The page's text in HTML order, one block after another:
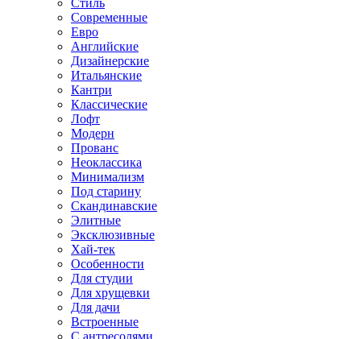
Стиль
Современные
Евро
Английские
Дизайнерские
Итальянские
Кантри
Классические
Лофт
Модерн
Прованс
Неоклассика
Минимализм
Под старину
Скандинавские
Элитные
Эксклюзивные
Хай-тек
Особенности
Для студии
Для хрущевки
Для дачи
Встроенные
С антресолями